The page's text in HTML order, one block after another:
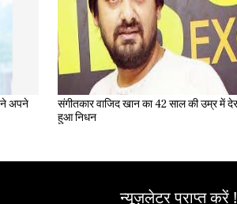
संगीतकार वाजिद खान का 42 साल की उम्र में देर रात
हुआ निधन
न्यूज़लेटर प्राप्त करें !